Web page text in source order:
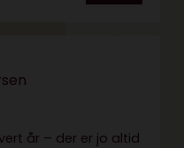
år – der er jo altid